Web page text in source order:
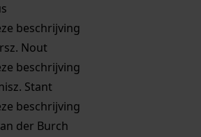
beschrijving
Nout
beschrijving
Stant
beschrijving
der Burch